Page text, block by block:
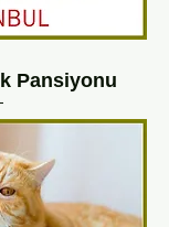
Pansiyonu